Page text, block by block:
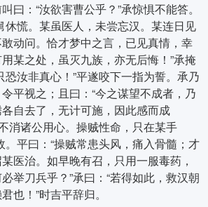
：“汝欲害曹公乎？”承惊惧不能答。
休慌。某虽医人，未尝忘汉。某连日见
动问。恰才梦中之言，已见真情，幸
某之处，虽灭九族，亦无后悔！”承掩
恐汝非真心！”平遂咬下一指为誓。承乃
平视之；且曰：“今之谋望不成者，乃
自去了，无计可施，因此感而成
消诸公用心。操贼性命，只在某手
。平曰：“操贼常患头风，痛入骨髓；才
医治。如早晚有召，只用一服毒药，
举刀兵乎？”承曰：“若得如此，救汉朝
也！”时吉平辞归。